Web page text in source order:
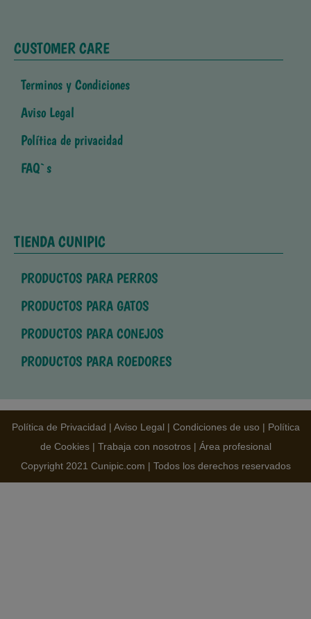
CUSTOMER CARE
Terminos y Condiciones
Aviso Legal
Política de privacidad
FAQ`s
TIENDA CUNIPIC
PRODUCTOS PARA PERROS
PRODUCTOS PARA GATOS
PRODUCTOS PARA CONEJOS
PRODUCTOS PARA ROEDORES
Política de Privacidad | Aviso Legal | Condiciones de uso | Política
de Cookies| Trabaja con nosotros| Área profesional
Copyright 2021 Cunipic.com | Todos los derechos reservados